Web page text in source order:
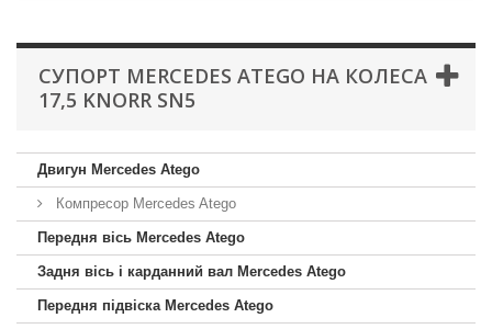
СУПОРТ MERCEDES ATEGO НА КОЛЕСА
17,5 KNORR SN5
Двигун Mercedes Atego
Компресор Mercedes Atego
Передня вісь Mercedes Atego
Задня вісь і карданний вал Mercedes Atego
Передня підвіска Mercedes Atego